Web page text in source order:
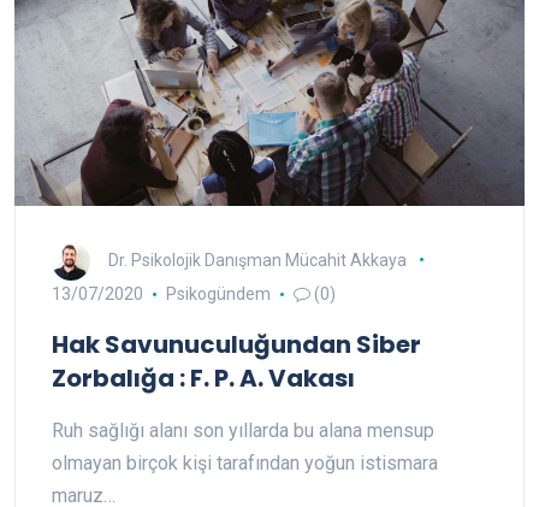
Dr. Psikolojik Danışman Mücahit Akkaya
13/07/2020
Psikogündem (0)
Hak Savunuculuğundan Siber
Zorbalığa : F. P. A. Vakası
Ruh sağlığı alanı son yıllarda bu alana mensup
olmayan birçok kişi tarafından yoğun istismara
maruz…